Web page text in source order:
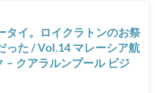
タイ。ロイクラトンのお祭
った / Vol.14 マレーシア航
– クアラルンプール ビジ